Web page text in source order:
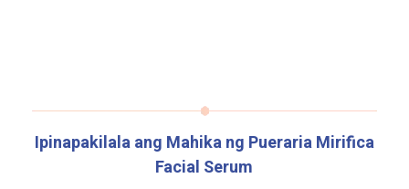
Ipinapakilala ang Mahika ng Pueraria Mirifica
Facial Serum